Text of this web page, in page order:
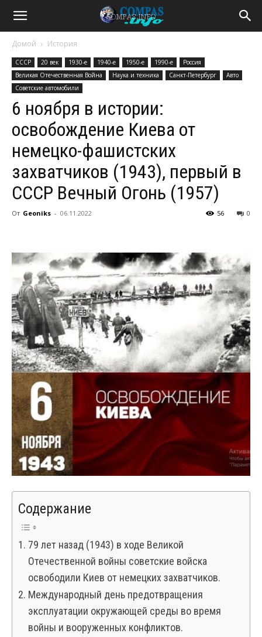
Домой История
СССР 20 век 1930-е 1940-е 1950-е 1990-е
Россия
Великая Отечественная Война
Наука и техника Санкт-Петербург
Авто
Советские автомобили
6 ноября в истории:
освобождение Киева от
немецко-фашистских
захватчиков (1943), первый в
СССР Вечный Огонь (1957)
От Geoniks - 06.11.2022 0
56
Содержание
79 лет назад (1943) в ходе Великой
Отечественной войны советские войска
освободили Киев от немецких захватчиков.
Международный день предотвращения
эксплуатации окружающей среды во время
войны и вооруженных кон­фликтов.